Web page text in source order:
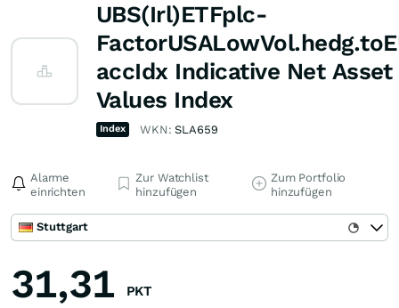
UBS(Irl)ETFplc-
accIdx Indicative Net Asset
Values Index
Index WKN:SLA659
Alarme
einrichten
Zur Watchlist
hinzufügen
Zum Portfolio
hinzufügen
Stuttgart
31,31 PKT